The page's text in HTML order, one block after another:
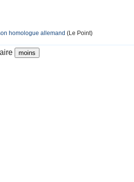
homologue allemand (Le Point)